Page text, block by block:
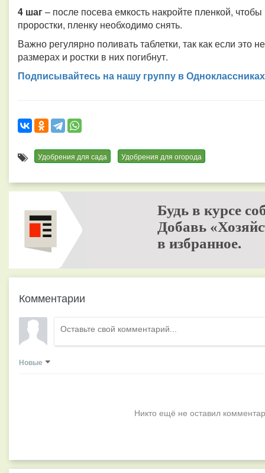
4 шаг– после посева емкость накройте пленкой,
проростки, пленку необходимо снять.
Важно регулярно поливать таблетки, так как если это
размерах и ростки в них погибнут.
Подписывайтесь на нашу группу в Одноклассниках
Удобрения для сада Удобрения для огорода
Будь в курсе
Добавь
в избранное.
Комментарии
Новые
Никто ещё не оставил